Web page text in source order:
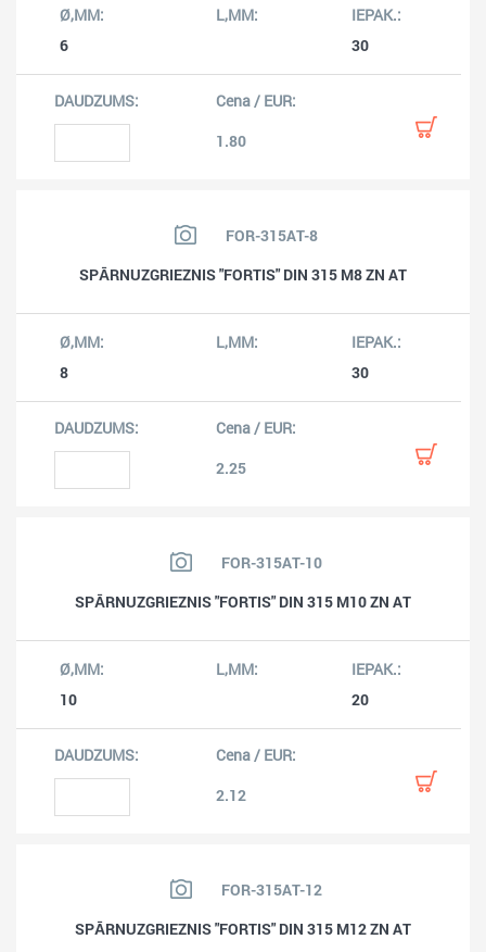
6 30
1.80
FOR-315AT-8
SPĀRNUZGRIEZNIS "FORTIS" DIN 315 M8 ZN AT
8 30
2.25
FOR-315AT-10
SPĀRNUZGRIEZNIS "FORTIS" DIN 315 M10 ZN AT
10 20
2.12
FOR-315AT-12
SPĀRNUZGRIEZNIS "FORTIS" DIN 315 M12 ZN AT